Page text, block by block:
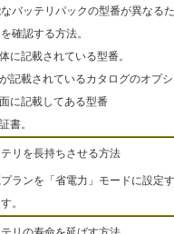
バッテリパックの型番が異なる
確認する方法。
に記載されている型番。
記載されているカタログのオプシ
に記載してある型番
書。
リを長持ちさせる方法
ランを「省電力」モードに設定
。